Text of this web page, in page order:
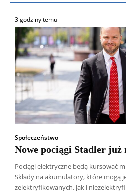
3 godziny temu
Społeczeństwo
Nowe pociągi Stadler
Pociągi elektryczne będą kursować
Składy na akumulatory, które mogą
zelektryfikowanych, jak i